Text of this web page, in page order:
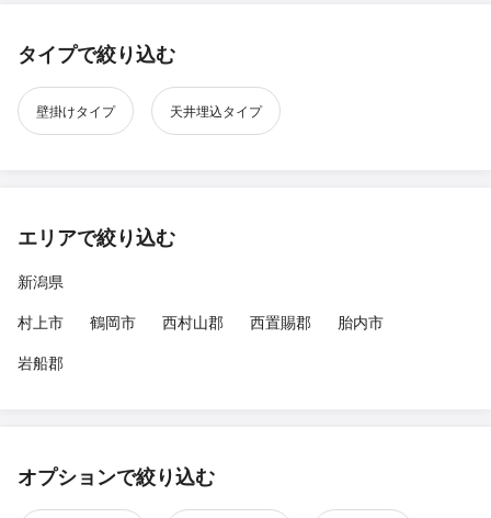
タイプで絞り込む
壁掛けタイプ 天井埋込タイプ
エリアで絞り込む
新潟県
村上市
鶴岡市 西村山郡 西置賜郡
胎内市
岩船郡
オプションで絞り込む